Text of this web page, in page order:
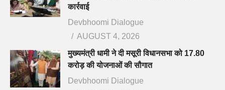
कार्रवाई
Devbhoomi Dialogue
AUGUST 4, 2026
मुख्यमंत्री धामी ने दी मसूरी विधानसभा को 17.80
करोड़ की योजनाओं की सौगात
Devbhoomi Dialogue